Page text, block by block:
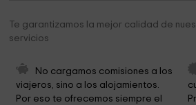
Ermita de Nabarzato
Iglesia de Garde
Gardeko udaletxea
Te garantizamos la mejor calidad de
servicios
No cargamos comisiones a los
viajeros, sino a los alojamientos.
Por eso te ofrecemos siempre el